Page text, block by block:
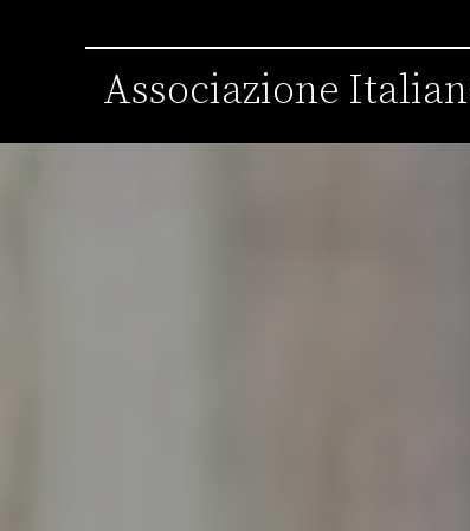
Associazione